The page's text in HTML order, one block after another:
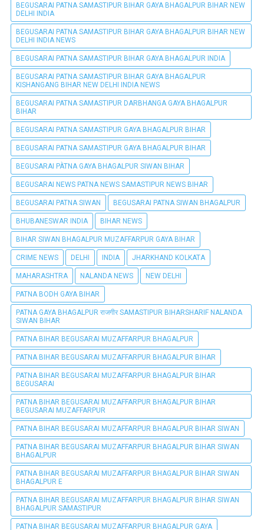
BEGUSARAI PATNA SAMASTIPUR BIHAR GAYA BHAGALPUR BIHAR NEW
DELHI INDIA
BEGUSARAI PATNA SAMASTIPUR BIHAR GAYA BHAGALPUR BIHAR NEW
DELHI INDIA NEWS
BEGUSARAI PATNA SAMASTIPUR BIHAR GAYA BHAGALPUR INDIA
BEGUSARAI PATNA SAMASTIPUR BIHAR GAYA BHAGALPUR
KISHANGANG BIHAR NEW DELHI INDIA NEWS
BEGUSARAI PATNA SAMASTIPUR DARBHANGA GAYA BHAGALPUR
BIHAR
BEGUSARAI PATNA SAMASTIPUR GAYA BHAGALPUR BIHAR
BEGUSARAI PATNA SAMASTIPUR GAYA BHAGALPUR BIHAR
BEGUSARAI PÀTNA GAYA BHAGALPUR SIWAN BIHAR
BEGUSARAI NEWS PATNA NEWS SAMASTIPUR NEWS BIHAR
BEGUSARAI PATNA SIWAN BEGUSARAI PATNA SIWAN BHAGALPUR
BHUBANESWAR INDIA BIHAR NEWS
BIHAR SIWAN BHAGALPUR MUZAFFARPUR GAYA BIHAR
CRIME NEWS DELHI INDIA JHARKHAND KOLKATA
MAHARASHTRA NALANDA NEWS NEW DELHI
PATNA BODH GAYA BIHAR
PATNA GAYA BHAGALPUR राजगीर SAMASTIPUR BIHARSHARIF NALANDA
SIWAN BIHAR
PATNA BIHAR BEGUSARAI MUZAFFARPUR BHAGALPUR
PATNA BIHAR BEGUSARAI MUZAFFARPUR BHAGALPUR BIHAR
PATNA BIHAR BEGUSARAI MUZAFFARPUR BHAGALPUR BIHAR
BEGUSARAI
PATNA BIHAR BEGUSARAI MUZAFFARPUR BHAGALPUR BIHAR
BEGUSARAI MUZAFFARPUR
PATNA BIHAR BEGUSARAI MUZAFFARPUR BHAGALPUR BIHAR SIWAN
PATNA BIHAR BEGUSARAI MUZAFFARPUR BHAGALPUR BIHAR SIWAN
BHAGALPUR
PATNA BIHAR BEGUSARAI MUZAFFARPUR BHAGALPUR BIHAR SIWAN
BHAGALPUR E
PATNA BIHAR BEGUSARAI MUZAFFARPUR BHAGALPUR BIHAR SIWAN
BHAGALPUR SAMASTIPUR
PATNA BIHAR BEGUSARAI MUZAFFARPUR BHAGALPUR GAYA